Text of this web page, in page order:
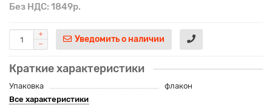
Без НДС: 1849р.
Уведомить о наличии
Краткие характеристики
Упаковка
флакон
Все характеристики